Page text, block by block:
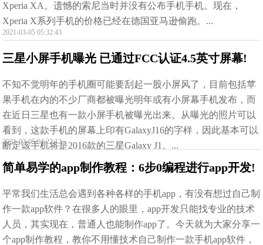
Xperia XA。遗憾的索尼当时并没有公布手机手机。现在，
Xperia X系列手机的价格已经在德国亚马逊偷跑。...
2021-03-05 05:32:43
三星小屏手机曝光 已通过FCC认证4.5英寸屏幕!
不知不觉明年的手机圈可能要刮起一股小屏风了，目前包括苹
果手机在内的不少厂商都被曝光明年或有小屏幕手机发布，而
在近日三星也有一款小屏手机被曝光出来。从曝光的照片可以
看到，这款手机的屏幕上印有GalaxyJ16的字样，因此基本可以
断定该手机将是2016款的三星Galaxy J1。...
2021-03-05 04:22:12
简单易学的app制作教程：6步0编程进行app开发!
平常我们生活总会遇到各种各样的手机app，有没有想过自己制
作一款app软件？在很多人的眼里，app开发只能找专业的技术
人员，其实现在，普通人也能制作app了。今天就为大家分享一
个app制作教程，教你不用懂技术自己制作一款手机app软件，